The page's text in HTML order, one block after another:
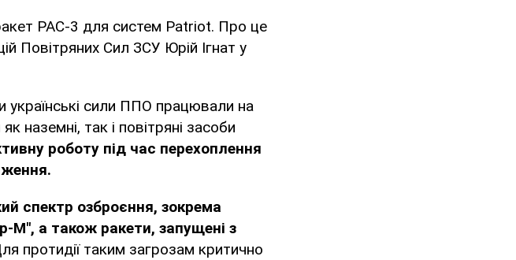
PAC-3 для систем Patriot. Про це
Повітряних Сил ЗСУ Юрій Ігнат у
українські сили ППО працювали на
наземні, так і повітряні засоби
роботу під час перехоплення
спектр озброєння, зокрема
М", а також ракети, запущені з
протидії таким загрозам критично